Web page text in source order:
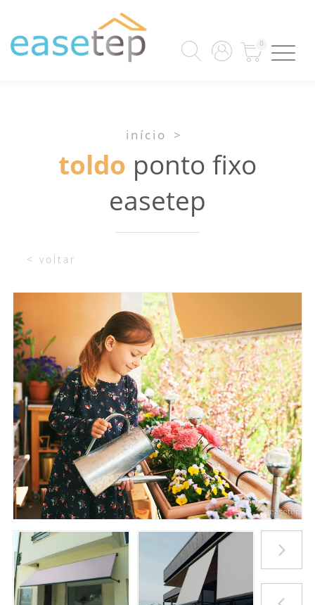
0
início >
toldo ponto fixo
easetep
< voltar